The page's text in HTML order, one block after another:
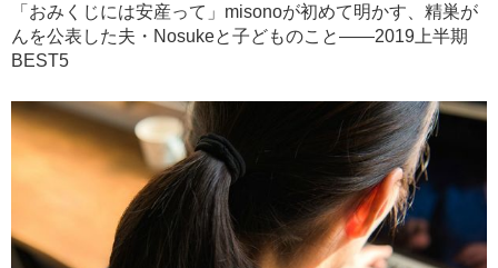
「おみくじには安産って」misonoが初めて明かす、精巣が
んを公表した夫・Nosukeと子どものこと――2019上半期
BEST5